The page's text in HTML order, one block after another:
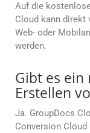
Auf die
Cloud kann direkt
Web- oder
werden.
Gibt es ein
Erstellen
Ja. GroupDocs
Conversion